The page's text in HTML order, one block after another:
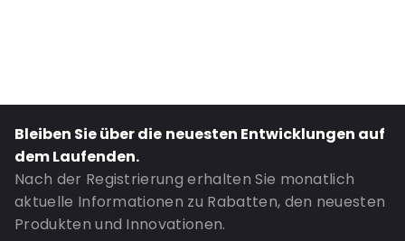
Bleiben Sie über die neuesten Entwicklungen auf
dem Laufenden.
Nach der Registrierung erhalten Sie monatlich
aktuelle Informationen zu Rabatten, den neuesten
Produkten und Innovationen.